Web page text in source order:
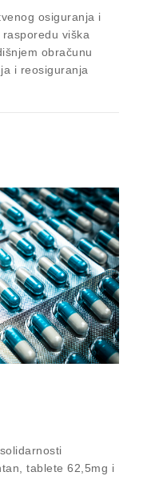
osiguranja i
viška
obračunu
i reosiguranja
tablete 62,5mg i